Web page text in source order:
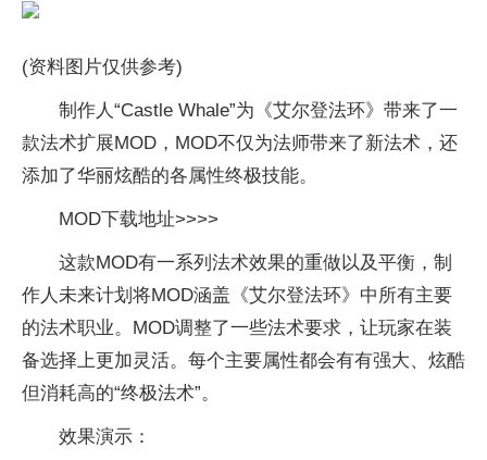
(资料图片仅供参考)
制作人“Castle Whale”为《艾尔登法环》带来了一
款法术扩展MOD，MOD不仅为法师带来了新法术，还
添加了华丽炫酷的各属性终极技能。
MOD下载地址>>>>
这款MOD有一系列法术效果的重做以及平衡，制
作人未来计划将MOD涵盖《艾尔登法环》中所有主要
的法术职业。MOD调整了一些法术要求，让玩家在装
备选择上更加灵活。每个主要属性都会有有强大、炫酷
但消耗高的“终极法术”。
效果演示：